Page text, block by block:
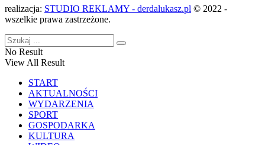
realizacja: STUDIO REKLAMY - derdalukasz.pl © 2022 -
wszelkie prawa zastrzeżone.
No Result
View All Result
START
AKTUALNOŚCI
WYDARZENIA
SPORT
GOSPODARKA
KULTURA